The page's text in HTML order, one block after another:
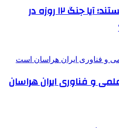
ریزگردها فقط «خارجی» نیستند؛ آیا جنگ ۱۲ روزه در
و فناوری ایران هراسان‌